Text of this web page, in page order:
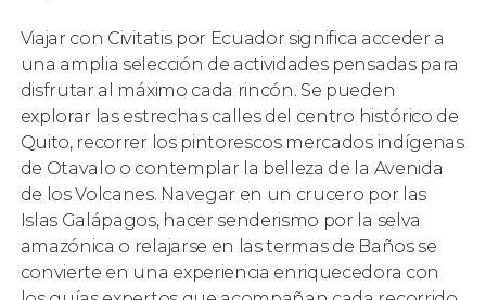
Viajar con Civitatis por Ecuador significa acceder a
una amplia selección de actividades pensadas para
disfrutar al máximo cada rincón. Se pueden
explorar las estrechas calles del centro histórico de
Quito, recorrer los pintorescos mercados indígenas
de Otavalo o contemplar la belleza de la Avenida
de los Volcanes. Navegar en un crucero por las
Islas Galápagos, hacer senderismo por la selva
amazónica o relajarse en las termas de Baños se
convierte en una experiencia enriquecedora con